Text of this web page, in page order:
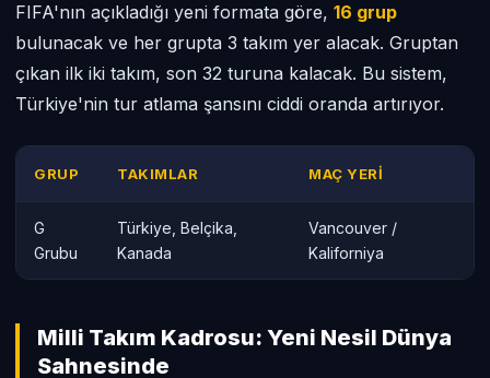
FIFA'nın açıkladığı yeni formata göre, 16 grup
bulunacak ve her grupta 3 takım yer alacak. Gruptan
çıkan ilk iki takım, son 32 turuna kalacak. Bu sistem,
Türkiye'nin tur atlama şansını ciddi oranda artırıyor.
GRUP TAKIMLAR MAÇ YERI
G
Grubu
Türkiye, Belçika,
Kanada
Vancouver /
Kaliforniya
Milli Takım Kadrosu: Yeni Nesil Dünya
Sahnesinde